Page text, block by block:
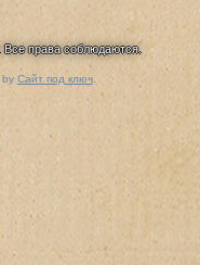
права соблюдаются.
by Сайт под ключ.